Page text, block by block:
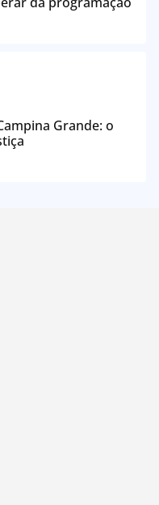
Grande: o